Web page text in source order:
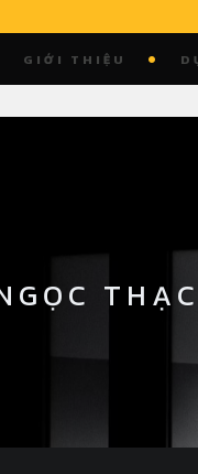
GIỚI THIỆU